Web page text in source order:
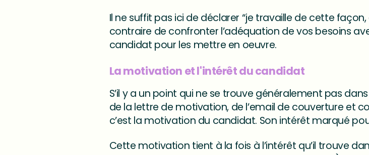
Il ne suffit pas ici de déclarer “je travaille de cette façon,
contraire de confronter l’adéquation de vos besoins
candidat pour les mettre en oeuvre.
La motivation et l'intérêt du candidat
S’il y a un point qui ne se trouve généralement pas
de la lettre de motivation, de l’email de couverture et
c’est la motivation du candidat. Son intérêt marqué
Cette motivation tient à la fois à l’intérêt qu’il trouve